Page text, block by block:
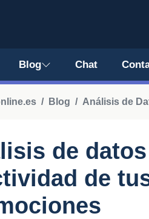
Blog Chat
Blog Análisis de
de
de